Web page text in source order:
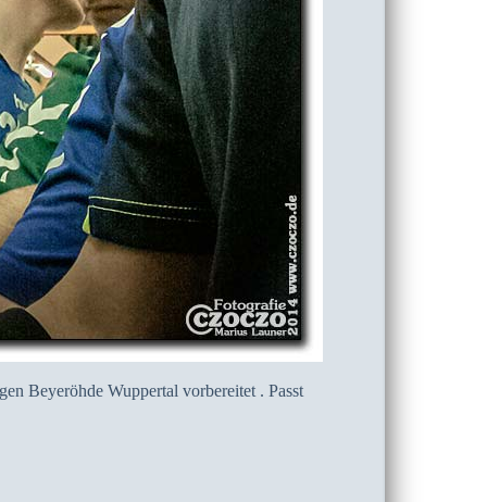
Beyeröhde Wuppertal vorbereitet . Passt